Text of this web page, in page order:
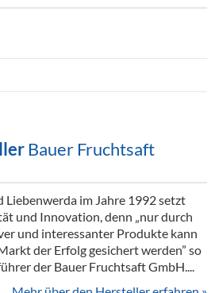
Bauer Fruchtsaft
Liebenwerda im Jahre 1992 setzt
und Innovation, denn „nur durch
und interessanter Produkte kann
der Erfolg gesichert werden” so
der Bauer Fruchtsaft GmbH....